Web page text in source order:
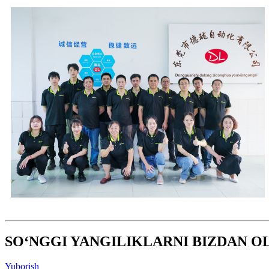
SO‘NGGI YANGILIKLARNI BIZDAN
Yuborish